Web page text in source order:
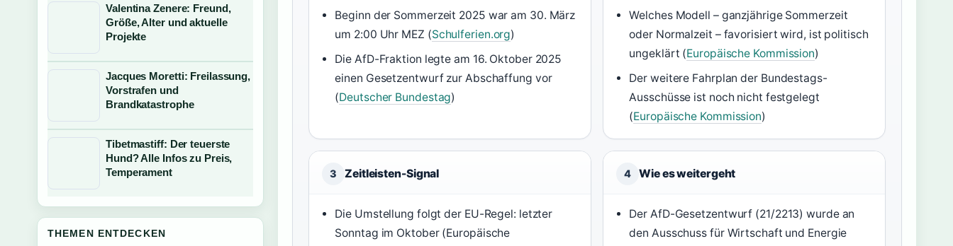
Beginn der Sommerzeit 2025 war am 30. März
um 2:00 Uhr MEZ (Schulferien.org)
Die AfD-Fraktion legte am 16. Oktober 2025
einen Gesetzentwurf zur Abschaffung vor
(Deutscher Bundestag)
Welches Modell – ganzjährige Sommerzeit
oder Normalzeit – favorisiert wird, ist politisch
ungeklärt (Europäische Kommission)
Der weitere Fahrplan der Bundestags-
Ausschüsse ist noch nicht festgelegt
(Europäische Kommission)
3 Zeitleisten-Signal
Die Umstellung folgt der EU-Regel: letzter
Sonntag im Oktober (Europäische
4 Wie es weitergeht
Der AfD-Gesetzentwurf (21/2213) wurde an
den Ausschuss für Wirtschaft und Energie
Valentina Zenere: Freund,
Größe, Alter und aktuelle
Projekte
Jacques Moretti: Freilassung,
Vorstrafen und
Brandkatastrophe
Tibetmastiff: Der teuerste
Hund? Alle Infos zu Preis,
Temperament
THEMEN ENTDECKEN